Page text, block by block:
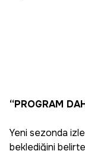
“PROGRAM
Yeni sezonda
beklediğini